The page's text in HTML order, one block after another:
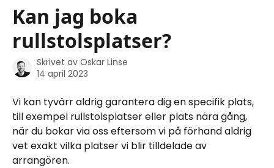
Kan jag boka
rullstolsplatser?
Skrivet av Oskar Linse
14 april 2023
Vi kan tyvärr aldrig garantera dig en specifik plats,
till exempel rullstolsplatser eller plats nära gång,
när du bokar via oss eftersom vi på förhand aldrig
vet exakt vilka platser vi blir tilldelade av
arrangören.